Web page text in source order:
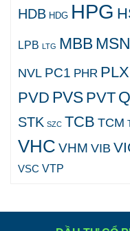
HDB HDG HPG
LPB LTG MBBMSN
NVL PC1 PHR PLX
PVD PVS PVT
STK SZC TCB TCM
VHC VHM VIB
VSC VTP